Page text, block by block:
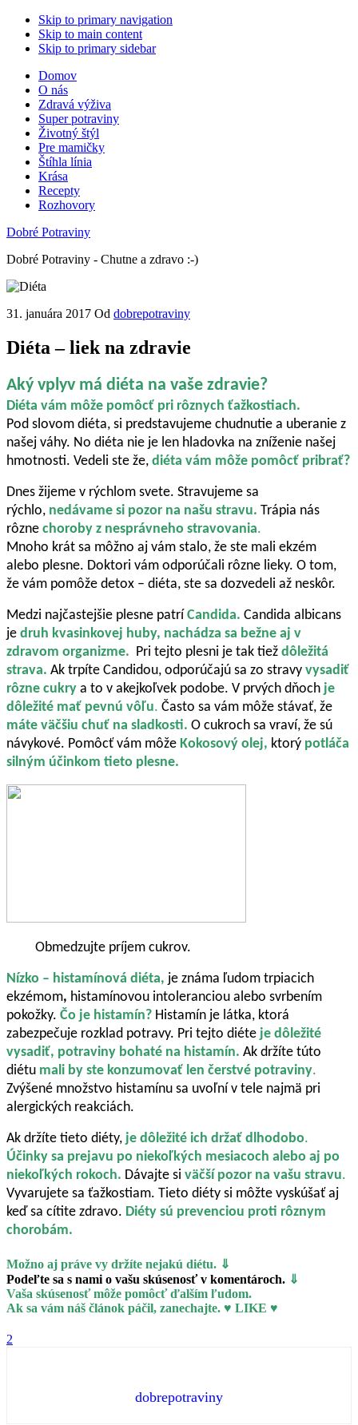
Skip to primary navigation
Skip to main content
Skip to primary sidebar
Domov
O nás
Zdravá výživa
Super potraviny
Životný štýl
Pre mamičky
Štíhla línia
Krása
Recepty
Rozhovory
Dobré Potraviny
Dobré Potraviny - Chutne a zdravo :-)
31. januára 2017 Od dobrepotraviny
Diéta – liek na zdravie
Aký vplyv má diéta na vaše zdravie?
Diéta vám môže pomôcť pri rôznych ťažkostiach.
Pod slovom diéta, si predstavujeme chudnutie a uberanie z
našej váhy. No diéta nie je len hladovka na zníženie našej
hmotnosti. Vedeli ste že, diéta vám môže pomôcť pribrať?
Dnes žijeme v rýchlom svete. Stravujeme sa
rýchlo, nedávame si pozor na našu stravu. Trápia nás
rôzne choroby z nesprávneho stravovania.
Mnoho krát sa môžno aj vám stalo, že ste mali ekzém
alebo plesne. Doktori vám odporúčali rôzne lieky. O tom,
že vám pomôže detox – diéta, ste sa dozvedeli až neskôr.
Medzi najčastejšie plesne patrí Candida. Candida albicans
je druh kvasinkovej huby, nachádza sa bežne aj v
zdravom organizme. Pri tejto plesni je tak tiež dôležitá
strava. Ak trpíte Candidou, odporúčajú sa zo stravy vysadiť
rôzne cukry a to v akejkoľvek podobe. V prvých dňoch je
dôležité mať pevnú vôľu. Často sa vám môže stávať, že
máte väčšiu chuť na sladkosti. O cukroch sa vraví, že sú
návykové. Pomôcť vám môže Kokosový olej, ktorý potláča
silným účinkom tieto plesne.
Obmedzujte príjem cukrov.
Nízko – histamínová diéta, je známa ľudom trpiacich
ekzémom, histamínovou intoleranciou alebo svrbením
pokožky. Čo je histamín? Histamín je látka, ktorá
zabezpečuje rozklad potravy. Pri tejto diéte je dôležité
vysadiť, potraviny bohaté na histamín. Ak držíte túto
diétu mali by ste konzumovať len čerstvé potraviny.
Zvýšené množstvo histamínu sa uvoľní v tele najmä pri
alergických reakciách.
Ak držíte tieto diéty, je dôležité ich držať dlhodobo.
Účinky sa prejavu po niekoľkých mesiacoch alebo aj po
niekoľkých rokoch. Dávajte si väčší pozor na vašu stravu.
Vyvarujete sa ťažkostiam. Tieto diéty si môžte vyskúšať aj
keď sa cítite zdravo. Diéty sú prevenciou proti rôznym
chorobám.
Možno aj práve vy držíte nejakú diétu. ⇓
Podeľte sa s nami o vašu skúsenosť v komentároch. ⇓
Vaša skúsenosť môže pomôcť ďalším ľudom.
Ak sa vám náš článok páčil, zanechajte. ♥ LIKE ♥
2
dobrepotraviny